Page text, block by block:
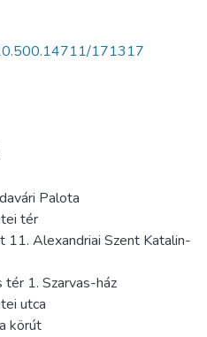
171317
Palota
tér
Alexandriai Szent Katalin-
tér 1. Szarvas-ház
utca
körút